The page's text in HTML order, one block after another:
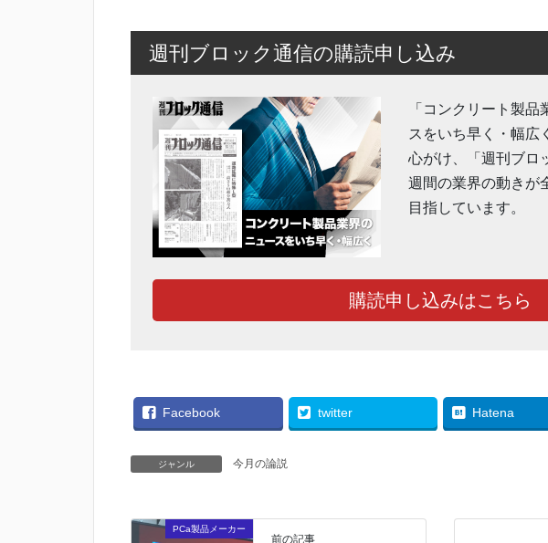
週刊ブロック通信の購読申し込み
「コンクリート製
スをいち早く・幅広
心がけ、「週刊ブロ
週間の業界の動きが
目指しています。
購読申し込みはこちら
Facebook twitter Hatena
ジャンル 今月の論説
PCa製品メーカー
前の記事